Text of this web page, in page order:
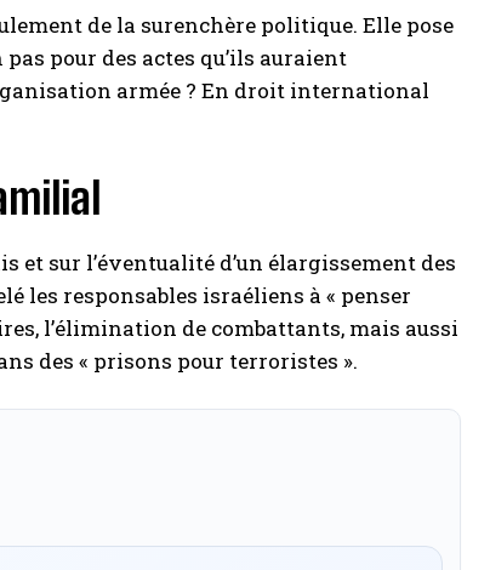
de la surenchère politique. Elle pose
pour des actes qu’ils auraient
armée ? En droit international
sur l’éventualité d’un élargissement des
les responsables israéliens à « penser
l’élimination de combattants, mais aussi
des « prisons pour terroristes ».